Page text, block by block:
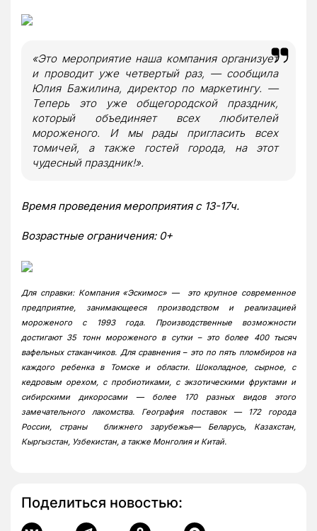
«Это мероприятие наша компания организует
и проводит уже четвертый раз, — сообщила
Юлия Бажилина, директор по маркетингу. —
Теперь это уже общегородской праздник,
который объединяет всех любителей
мороженого. И мы рады пригласить всех
томичей, а также гостей города, на этот
чудесный праздник!».
Время проведения мероприятия с 13-17ч.
Возрастные ограничения: 0+
Для справки: Компания «Эскимос» — это крупное современное
предприятие, занимающееся производством и реализацией
мороженого с 1993 года. Производственные возможности
достигают 35 тонн мороженого в сутки – это более 400 тысяч
вафельных стаканчиков. Для сравнения – это по пять пломбиров на
каждого ребенка в Томске и области. Шоколадное, сырное, с
кедровым орехом, с пробиотиками, с экзотическими фруктами и
сибирскими дикоросами — более 170 разных видов этого
замечательного лакомства. География поставок — 172 города
России, страны ближнего зарубежья— Беларусь, Казахстан,
Кыргызстан, Узбекистан, а также Монголия и Китай.
Поделиться новостью: